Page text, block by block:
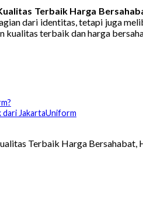
Terbaik Harga
dari identitas, tetapi juga
kualitas terbaik dan harga
dari JakartaUniform